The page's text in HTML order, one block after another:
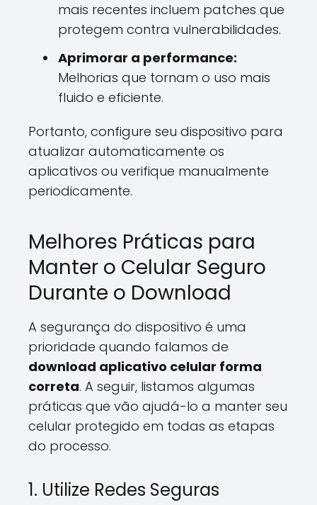
mais recentes incluem patches que
protegem contra vulnerabilidades.
Aprimorar a performance:
Melhorias que tornam o uso mais
fluido e eficiente.
Portanto, configure seu dispositivo para
atualizar automaticamente os
aplicativos ou verifique manualmente
periodicamente.
Melhores Práticas para
Manter o Celular Seguro
Durante o Download
A segurança do dispositivo é uma
prioridade quando falamos de
download aplicativo celular forma
correta. A seguir, listamos algumas
práticas que vão ajudá-lo a manter seu
celular protegido em todas as etapas
do processo.
1. Utilize Redes Seguras